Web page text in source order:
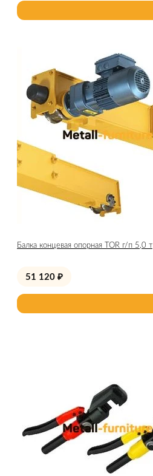
Балка концевая опорная TOR г/п 5,0 т
51 120 ₽